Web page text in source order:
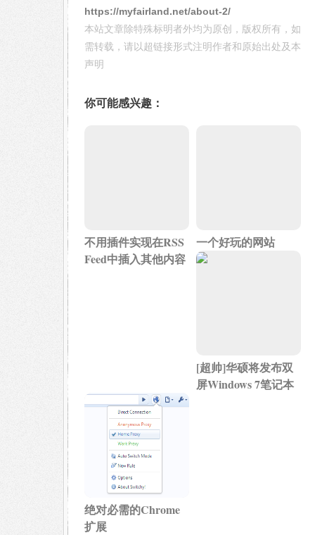
https://myfairland.net/about-2/
本站文章除特殊标明者外均为原创，版权所有，如
需转载，请以超链接形式注明作者和原始出处及本
声明
你可能感兴趣：
不用插件实现在RSS
Feed中插入其他内容
一个好玩的网站
[超帅]华硕将发布双
屏Windows 7笔记本
绝对必需的Chrome
扩展